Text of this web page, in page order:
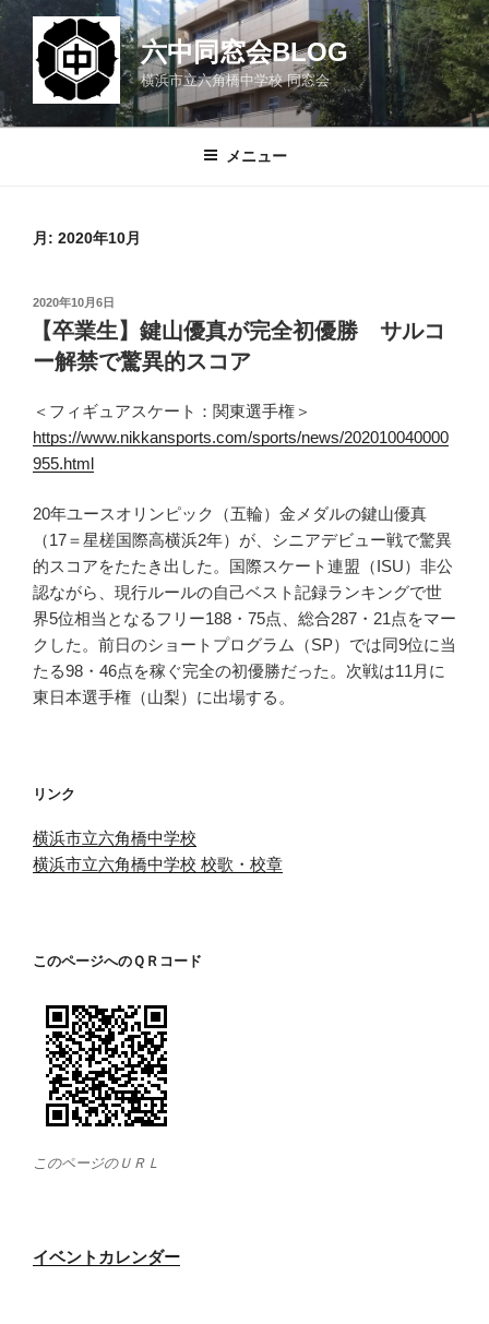
コ
ン
ツ
六中同窓会BLOG
横浜市立六角橋中学校 同窓会
メニュー
月: 2020年10月
投
日:
2020年10月6日
【卒業生】鍵山優真が完全初優勝 サルコ
ー解禁で驚異的スコア
＜フィギュアスケート：関東選手権＞
https://www.nikkansports.com/sports/news/202010040000
955.html
20年ユースオリンピック（五輪）金メダルの鍵山優真
（17＝星槎国際高横浜2年）が、シニアデビュー戦で驚異
的スコアをたたき出した。国際スケート連盟（ISU）非公
認ながら、現行ルールの自己ベスト記録ランキングで世
界5位相当となるフリー188・75点、総合287・21点をマー
クした。前日のショートプログラム（SP）では同9位に当
たる98・46点を稼ぐ完全の初優勝だった。次戦は11月に
東日本選手権（山梨）に出場する。
リンク
横浜市立六角橋中学校
横浜市立六角橋中学校 校歌・校章
このページへのＱＲコード
このページのＵＲＬ
イベントカレンダー